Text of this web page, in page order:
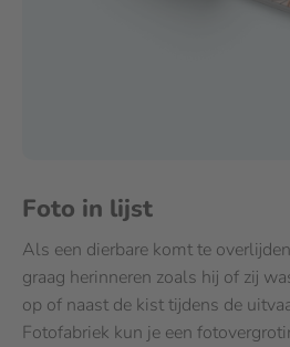
Foto in lijst
Als een dierbare komt te
graag herinneren zoals hij of zij
op of naast de kist tijdens de
Fotofabriek kun je een